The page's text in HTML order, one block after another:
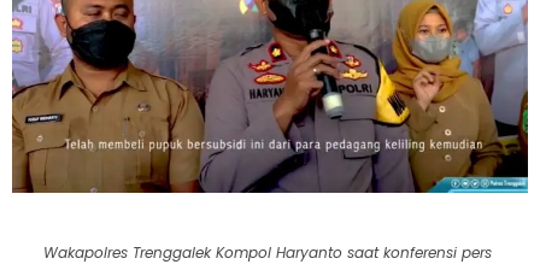
Wakapolres Trenggalek Kompol Haryanto saat konferensi pers